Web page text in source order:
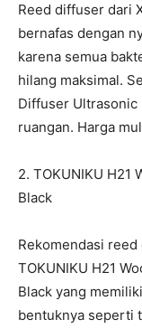
Reed diffuser dari
bernafas dengan
karena semua
hilang maksimal.
Diffuser Ultrasonic
ruangan. Harga
2. TOKUNIKU H21
Black
Rekomendasi
TOKUNIKU H21
Black yang
bentuknya seperti